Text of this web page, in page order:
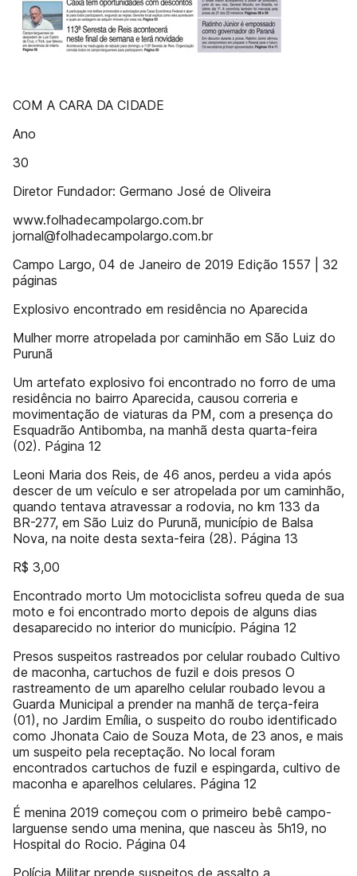
COM A CARA DA CIDADE
Ano
30
Diretor Fundador: Germano José de Oliveira
www.folhadecampolargo.com.br
jornal@folhadecampolargo.com.br
Campo Largo, 04 de Janeiro de 2019 Edição 1557 | 32
páginas
Explosivo encontrado em residência no Aparecida
Mulher morre atropelada por caminhão em São Luiz do
Purunã
Um artefato explosivo foi encontrado no forro de uma
residência no bairro Aparecida, causou correria e
movimentação de viaturas da PM, com a presença do
Esquadrão Antibomba, na manhã desta quarta-feira
(02). Página 12
Leoni Maria dos Reis, de 46 anos, perdeu a vida após
descer de um veículo e ser atropelada por um caminhão,
quando tentava atravessar a rodovia, no km 133 da
BR-277, em São Luiz do Purunã, município de Balsa
Nova, na noite desta sexta-feira (28). Página 13
R$ 3,00
Encontrado morto Um motociclista sofreu queda de sua
moto e foi encontrado morto depois de alguns dias
desaparecido no interior do município. Página 12
Presos suspeitos rastreados por celular roubado Cultivo
de maconha, cartuchos de fuzil e dois presos O
rastreamento de um aparelho celular roubado levou a
Guarda Municipal a prender na manhã de terça-feira
(01), no Jardim Emília, o suspeito do roubo identificado
como Jhonata Caio de Souza Mota, de 23 anos, e mais
um suspeito pela receptação. No local foram
encontrados cartuchos de fuzil e espingarda, cultivo de
maconha e aparelhos celulares. Página 12
É menina 2019 começou com o primeiro bebê campo-
larguense sendo uma menina, que nasceu às 5h19, no
Hospital do Rocio. Página 04
Polícia Militar prende suspeitos de assalto a